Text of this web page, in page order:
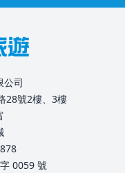
公司
28號2樓、3樓
0059 號